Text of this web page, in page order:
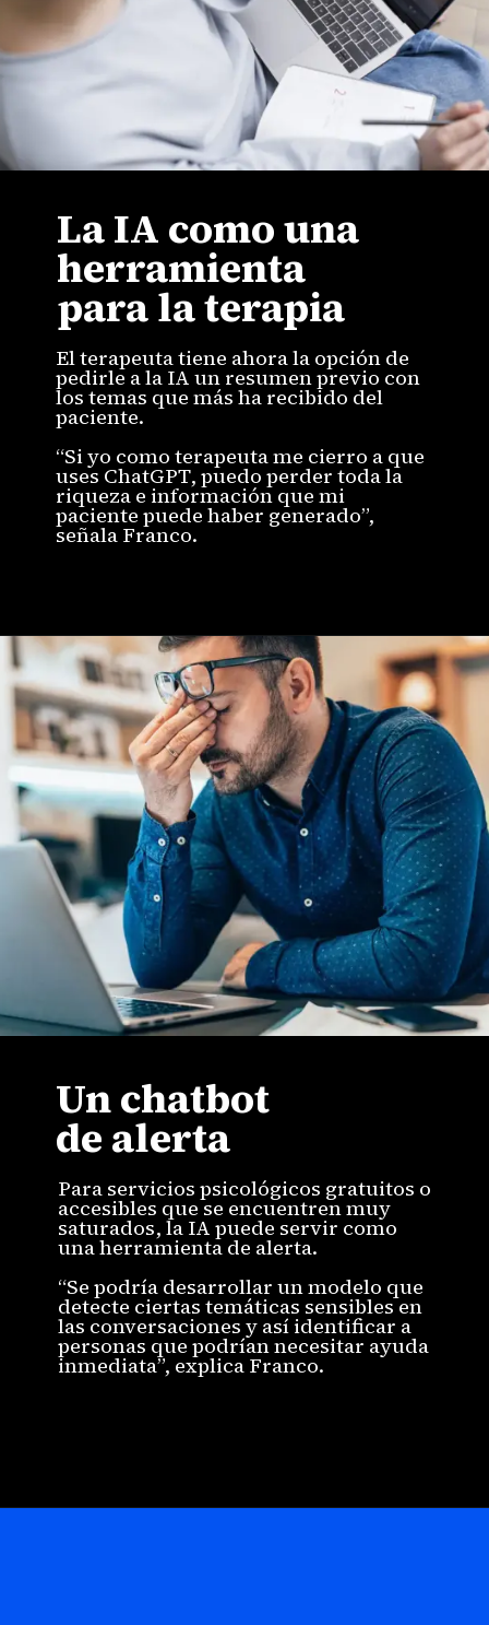
La IA como una
herramienta
para la terapia
El terapeuta tiene ahora la opción de
pedirle a la IA un resumen previo con
los temas que más ha recibido del
paciente.
“Si yo como terapeuta me cierro a que
uses ChatGPT, puedo perder toda la
riqueza e información que mi
paciente puede haber generado”,
señala Franco.
Un chatbot
de alerta
Para servicios psicológicos gratuitos o
accesibles que se encuentren muy
saturados, la IA puede servir como
una herramienta de alerta.
“Se podría desarrollar un modelo que
detecte ciertas temáticas sensibles en
las conversaciones y así identificar a
personas que podrían necesitar ayuda
inmediata”, explica Franco.